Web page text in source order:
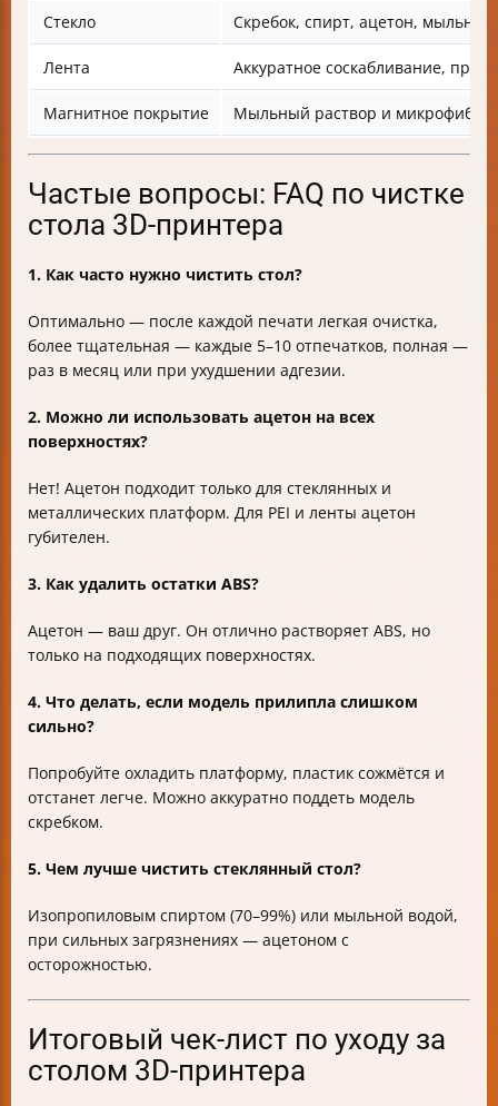
Стекло Скребок, спирт, ацетон, мыльная
Лента Аккуратное соскабливание,
Магнитное покрытие Мыльный раствор и микрофибра,
Частые вопросы: FAQ по чистке
стола 3D-принтера
1. Как часто нужно чистить стол?
Оптимально — после каждой печати легкая очистка,
более тщательная — каждые 5–10 отпечатков, полная —
раз в месяц или при ухудшении адгезии.
2. Можно ли использовать ацетон на всех
поверхностях?
Нет! Ацетон подходит только для стеклянных и
металлических платформ. Для PEI и ленты ацетон
губителен.
3. Как удалить остатки ABS?
Ацетон — ваш друг. Он отлично растворяет ABS, но
только на подходящих поверхностях.
4. Что делать, если модель прилипла слишком
сильно?
Попробуйте охладить платформу, пластик сожмётся и
отстанет легче. Можно аккуратно поддеть модель
скребком.
5. Чем лучше чистить стеклянный стол?
Изопропиловым спиртом (70–99%) или мыльной водой,
при сильных загрязнениях — ацетоном с
осторожностью.
Итоговый чек-лист по уходу за
столом 3D-принтера